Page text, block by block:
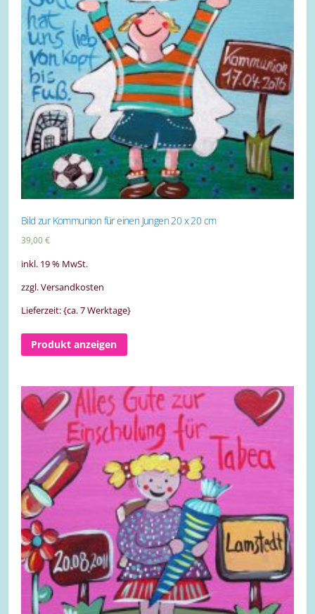
Bild zur Kommunion für einen Jungen 20 x 20 cm
39,00€
inkl. 19 % MwSt.
zzgl. Versandkosten
Lieferzeit: {ca. 7 Werktage}
Produkt anzeigen